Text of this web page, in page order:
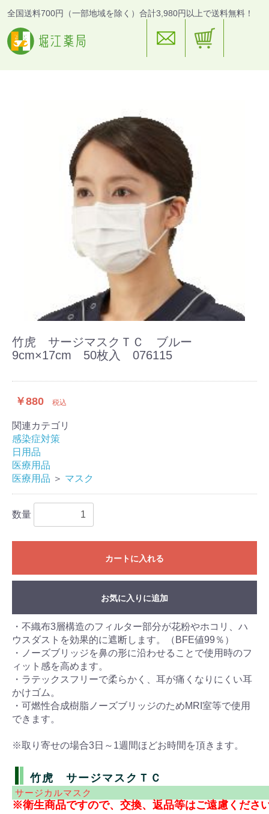
全国送料700円（一部地域を除く）合計3,980円以上で送料無料！
竹虎 サージマスクＴＣ ブルー
9cm×17cm 50枚入 076115
￥880 税込
関連カテゴリ
感染症対策
日用品
医療用品
医療用品 ＞ マスク
数量
カートに入れる
お気に入りに追加
・不織布3層構造のフィルター部分が花粉やホコリ、ハ
ウスダストを効果的に遮断します。（BFE値99％）
・ノーズブリッジを鼻の形に沿わせることで使用時のフ
ィット感を高めます。
・ラテックスフリーで柔らかく、耳が痛くなりにくい耳
かけゴム。
・可燃性合成樹脂ノーズブリッジのためMRI室等で使用
できます。
※取り寄せの場合3日～1週間ほどお時間を頂きます。
竹虎 サージマスクＴＣ
サージカルマスク
※衛生商品ですので、交換、返品等はご遠慮くださ